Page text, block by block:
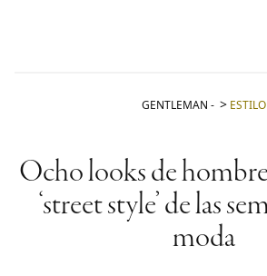
GENTLEMAN - ESTILO
Ocho looks de
‘street style’ de las
moda